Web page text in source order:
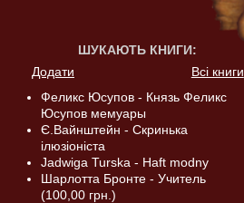
ШУКАЮТЬ КНИГИ:
Додати
Всі книги
Феликс Юсупов - Князь Феликс
Юсупов мемуары
Є.Вайнштейн - Скринька
ілюзіоніста
Jadwiga Turska - Haft modny
Шарлотта Бронте - Учитель
(100,00 грн.)